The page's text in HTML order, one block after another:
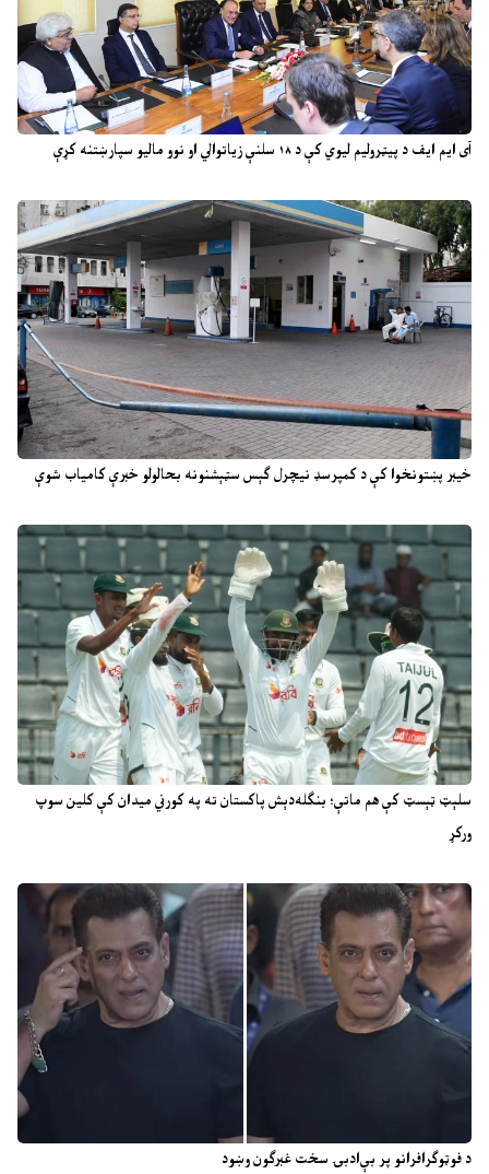
آی ایم ایف د پیټرولیم لیوي کې د ۱۸ سلنې زیاتوالي او نوو مالیو سپارښتنه کړې
خیبر پښتونخوا کې د کمپرسډ نیچرل ګېس سټېشنونه بحالولو خبرې کامیاب شوې
سلېټ ټېسټ کې هم ماتې؛ بنګله‌دېش پاکستان ته په کورني میدان کې کلین سوپ
ورکړ
د فوټوګرافرانو پر بې‌ادبۍ سخت غبرګون وښود